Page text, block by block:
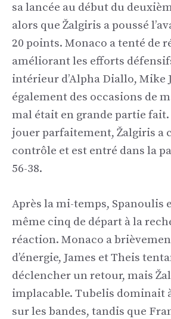
sa lancée au début du
alors que Žalgiris a poussé
20 points. Monaco a tenté de
améliorant les efforts
intérieur d’Alpha Diallo, Mike
également des occasions de
mal était en grande partie fait.
jouer parfaitement, Žalgiris a
contrôle et est entré dans la
56-38.
Après la mi-temps, Spanoulis
même cinq de départ à la
réaction. Monaco a
d’énergie, James et Theis
déclencher un retour, mais
implacable. Tubelis dominait
sur les bandes, tandis que